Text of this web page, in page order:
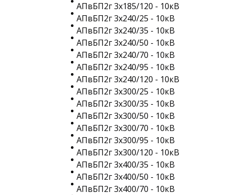
АПвБП2г 3х185/120 - 10кВ
АПвБП2г 3х240/25 - 10кВ
АПвБП2г 3х240/35 - 10кВ
АПвБП2г 3х240/50 - 10кВ
АПвБП2г 3х240/70 - 10кВ
АПвБП2г 3х240/95 - 10кВ
АПвБП2г 3х240/120 - 10кВ
АПвБП2г 3х300/25 - 10кВ
АПвБП2г 3х300/35 - 10кВ
АПвБП2г 3х300/50 - 10кВ
АПвБП2г 3х300/70 - 10кВ
АПвБП2г 3х300/95 - 10кВ
АПвБП2г 3х300/120 - 10кВ
АПвБП2г 3х400/35 - 10кВ
АПвБП2г 3х400/50 - 10кВ
АПвБП2г 3х400/70 - 10кВ